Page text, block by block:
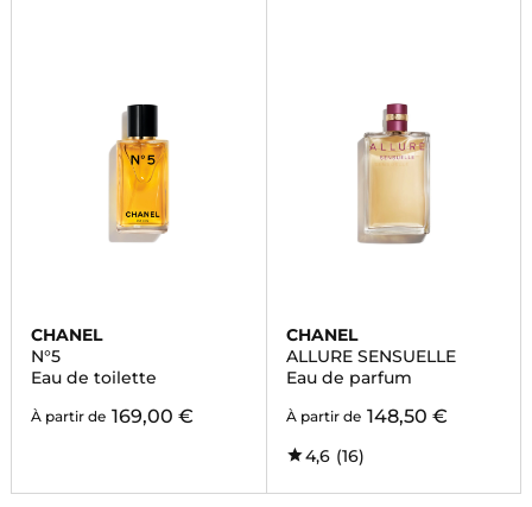
CHANEL
N°5
Eau de toilette
À partir de 169,00 €
CHANEL
ALLURE SENSUELLE
Eau de parfum
À partir de 148,50 €
4,6 (16)